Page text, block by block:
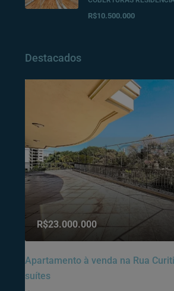
R$10.500.000
Destacados
R$23.000.000
Apartamento à venda na Rua
suítes